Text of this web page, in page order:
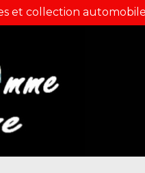
et collection